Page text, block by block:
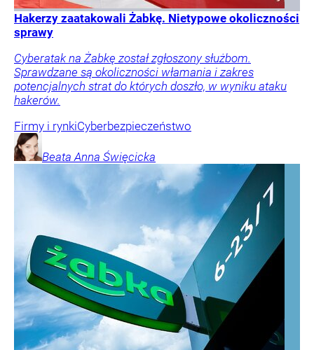
Hakerzy zaatakowali Żabkę. Nietypowe okoliczności
sprawy
Cyberatak na Żabkę został zgłoszony służbom.
Sprawdzane są okoliczności włamania i zakres
potencjalnych strat do których doszło, w wyniku ataku
hakerów.
Firmy i rynkiCyberbezpieczeństwo
Beata Anna Święcicka